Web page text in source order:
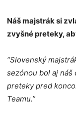
Náš majstrák si
zvyšné preteky,
“Slovenský
sezónou bol aj
preteky pred
Teamu.”